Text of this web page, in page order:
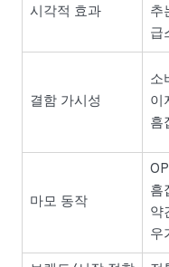
시각적 효과
추
급
결함 가시성
소
이
흠
마모 동작
흠
약
우